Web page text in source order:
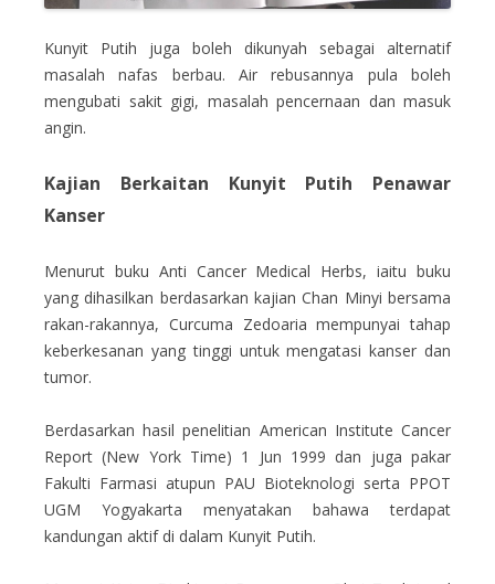
Kunyit Putih juga boleh dikunyah sebagai alternatif
masalah nafas berbau. Air rebusannya pula boleh
mengubati sakit gigi, masalah pencernaan dan masuk
angin.
Kajian Berkaitan Kunyit Putih Penawar
Kanser
Menurut buku Anti Cancer Medical Herbs, iaitu buku
yang dihasilkan berdasarkan kajian Chan Minyi bersama
rakan-rakannya, Curcuma Zedoaria mempunyai tahap
keberkesanan yang tinggi untuk mengatasi kanser dan
tumor.
Berdasarkan hasil penelitian American Institute Cancer
Report (New York Time) 1 Jun 1999 dan juga pakar
Fakulti Farmasi atupun PAU Bioteknologi serta PPOT
UGM Yogyakarta menyatakan bahawa terdapat
kandungan aktif di dalam Kunyit Putih.